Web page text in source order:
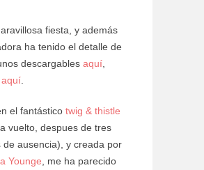
fiesta, y además
ha tenido el detalle de
descargables aquí,
aquí.
el fantástico twig & thistle
vuelto, despues de tres
de ausencia), y creada por
Younge, me ha parecido